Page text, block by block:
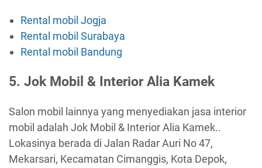
Rental mobil Jogja
Rental mobil Surabaya
Rental mobil Bandung
5. Jok Mobil & Interior Alia Kamek
Salon mobil lainnya yang menyediakan jasa interior
mobil adalah Jok Mobil & Interior Alia Kamek..
Lokasinya berada di Jalan Radar Auri No 47,
Mekarsari, Kecamatan Cimanggis, Kota Depok,